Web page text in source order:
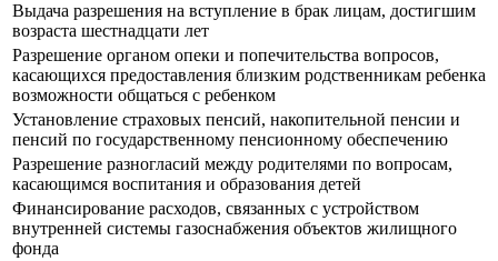
Выдача разрешения на вступление в брак лицам, достигшим
возраста шестнадцати лет
Разрешение органом опеки и попечительства вопросов,
касающихся предоставления близким родственникам ребенка
возможности общаться с ребенком
Установление страховых пенсий, накопительной пенсии и
пенсий по государственному пенсионному обеспечению
Разрешение разногласий между родителями по вопросам,
касающимся воспитания и образования детей
Финансирование расходов, связанных с устройством
внутренней системы газоснабжения объектов жилищного
фонда